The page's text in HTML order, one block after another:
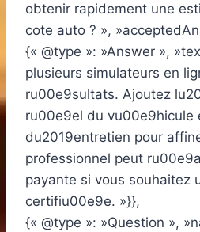
obtenir rapidement une
cote auto ? »,
{« @type »: »Answer »,
plusieurs simulateurs en
ru00e9sultats. Ajoutez
ru00e9el du vu00e9hicule
du2019entretien pour
professionnel peut
payante si vous souhaitez
certifiu00e9e. »}},
{« @type »: »Question »,